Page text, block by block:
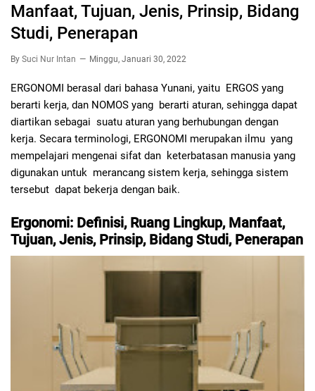
Manfaat, Tujuan, Jenis, Prinsip, Bidang
Studi, Penerapan
By Suci Nur Intan Minggu, Januari 30, 2022
ERGONOMI berasal dari bahasa Yunani, yaitu ERGOS yang
berarti kerja, dan NOMOS yang berarti aturan, sehingga dapat
diartikan sebagai suatu aturan yang berhubungan dengan
kerja. Secara terminologi, ERGONOMI merupakan ilmu yang
mempelajari mengenai sifat dan keterbatasan manusia yang
digunakan untuk merancang sistem kerja, sehingga sistem
tersebut dapat bekerja dengan baik.
Ergonomi: Definisi, Ruang Lingkup, Manfaat,
Tujuan, Jenis, Prinsip, Bidang Studi, Penerapan